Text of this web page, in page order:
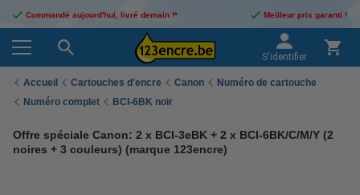
Commandé aujourd'hui, livré demain !* Meilleur prix garanti !
S'identifier
Accueil Cartouches d'encre Canon
Numéro de cartouche
Numéro complet
BCI-6BK noir
Offre spéciale Canon: 2 x BCI-3eBK + 2 x BCI-6BK/C/M/Y (2
noires + 3 couleurs) (marque 123encre)